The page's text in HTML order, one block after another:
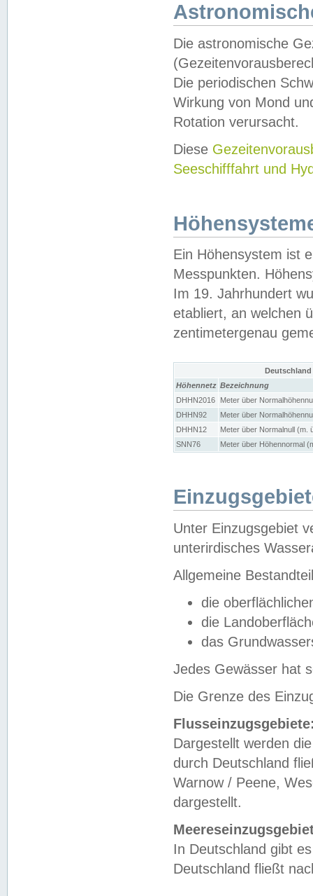
Die astronomische
Die periodischen
Wirkung von Mond
Rotation verursacht.
Diese
Seeschifffahrt und
Ein Höhensystem ist
Messpunkten.
Im 19. Jahrhundert
etabliert, an welchen
zentimetergenau
Höhennetz Bezeichnung
DHHN2016
Meter über
DHHN92
Meter über
DHHN12
Meter über Normalnull (m.
SNN76
Meter über Höhennormal
Unter Einzugsgebiet
unterirdisches
Allgemeine
die
die
das
Jedes Gewässer hat
Die Grenze des
Dargestellt werden
durch Deutschland
Warnow / Peene,
dargestellt.
In Deutschland gibt
Deutschland fließt